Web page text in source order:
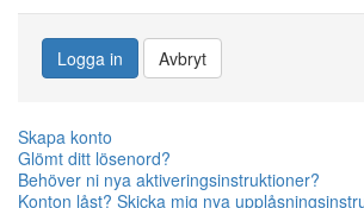
Logga in Avbryt
Skapa konto
Glömt ditt lösenord?
Behöver ni nya aktiveringsinstruktioner?
Konton låst? Skicka mig nya